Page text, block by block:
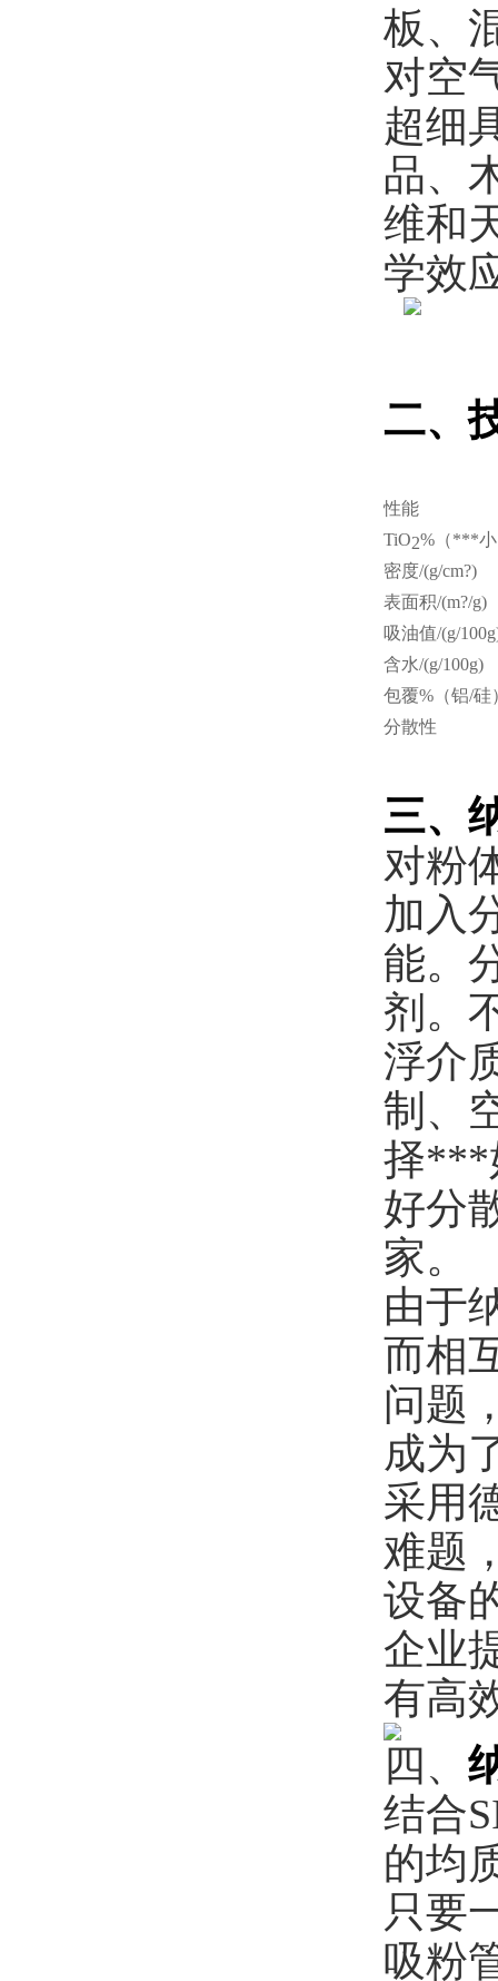
板、
对空
超细
品、
维和
学效
二、
性能
TiO2%（***
密度/(g/cm?)
表面积/(m?/g)
吸油值/(g/
含水/(g/100g)
包覆%（铝/硅
分散性
三、
对粉
加入
能。
剂。
浮介
制、
择***
好分
家。
由于
而相
问题
成为
采用
难题
设备
企业
有高
四、
结合
的均
只要
吸粉